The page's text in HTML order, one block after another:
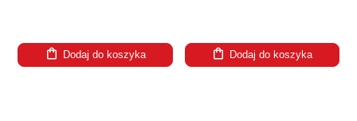
Dodaj do koszyka Dodaj do koszyka